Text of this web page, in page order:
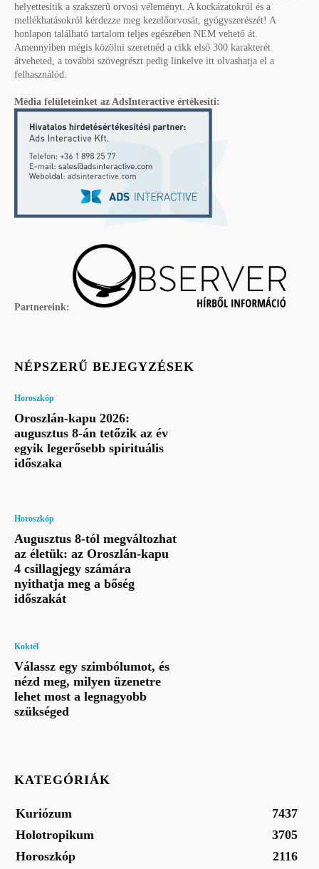
helyettesítik a szakszerű orvosi véleményt. A kockázatokról és a
mellékhatásokról kérdezze meg kezelőorvosát, gyógyszerészét! A
honlapon található tartalom teljes egészében NEM vehető át.
Amennyiben mégis közölni szeretnéd a cikk első 300 karakterét
átveheted, a további szövegrészt pedig linkelve itt olvashatja el a
felhasználód.
Média felületeinket az AdsInteractive értékesíti:
Partnereink:
NÉPSZERŰ BEJEGYZÉSEK
Horoszkóp
Oroszlán-kapu 2026:
augusztus 8-án tetőzik az év
egyik legerősebb spirituális
időszaka
Horoszkóp
Augusztus 8-tól megváltozhat
az életük: az Oroszlán-kapu
4 csillagjegy számára
nyithatja meg a bőség
időszakát
Koktél
Válassz egy szimbólumot, és
nézd meg, milyen üzenetre
lehet most a legnagyobb
szükséged
KATEGÓRIÁK
Kuriózum
7437
Holotropikum
3705
Horoszkóp
2116